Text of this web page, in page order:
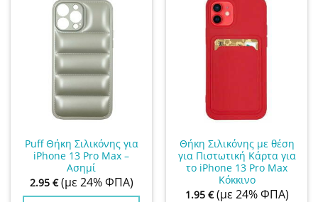
Puff Θήκη Σιλικόνης για
iPhone 13 Pro Max –
Ασημί
2.95 € (με 24% ΦΠΑ)
Θήκη Σιλικόνης με θέση
για Πιστωτική Κάρτα για
το iPhone 13 Pro Max
Κόκκινο
1.95 € (με 24% ΦΠΑ)